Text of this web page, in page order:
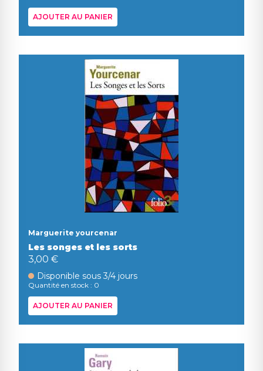
AJOUTER AU PANIER
Marguerite yourcenar
Les songes et les sorts
3,00 €
Disponible sous 3/4 jours
Quantité en stock : 0
AJOUTER AU PANIER